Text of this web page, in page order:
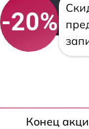
-20%
Конец